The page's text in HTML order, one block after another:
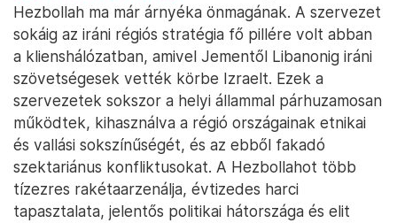
Hezbollah ma már árnyéka önmagának. A szervezet
sokáig az iráni régiós stratégia fő pillére volt abban
a klienshálózatban, amivel Jementől Libanonig iráni
szövetségesek vették körbe Izraelt. Ezek a
szervezetek sokszor a helyi állammal párhuzamosan
működtek, kihasználva a régió országainak etnikai
és vallási sokszínűségét, és az ebből fakadó
szektariánus konfliktusokat. A Hezbollahot több
tízezres rakétaarzenálja, évtizedes harci
tapasztalata, jelentős politikai hátországa és elit